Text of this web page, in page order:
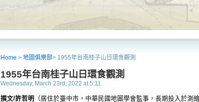
Home > 地圖俱樂部> 1955年台南桂子山日環食觀測
1955年台南桂子山日環食觀測
Wednesday, March 23rd, 2022 at 5:11
撰文/許哲明 （居住於臺中市，中華民國地圖學會監事，長期投入於測